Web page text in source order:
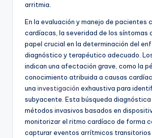
arritmia.
En la evaluación y manejo de pacientes
cardíacas, la severidad de los síntomas
papel crucial en la determinación del
diagnóstico y terapéutico adecuado.
indican una afectación grave, como la
conocimiento atribuida a causas
una investigación exhaustiva para
subyacente. Esta búsqueda diagnóstica
métodos invasivos basados en
monitorizar el ritmo cardíaco de forma
capturar eventos arrítmicos transitorios